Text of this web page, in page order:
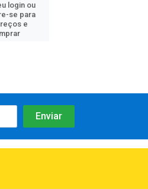
login ou
se para
e